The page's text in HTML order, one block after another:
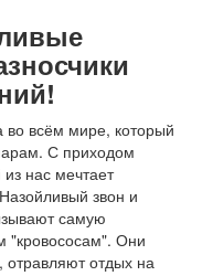
во всём мире, который
С приходом
нас мечтает
звон и
самую
"кровососам". Они
отдых на